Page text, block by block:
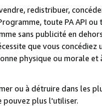
redistribuer,
toute PA API
sans publicité en
que vous
physique ou morale
ou à détruire dans les
pouvez plus l'utiliser.